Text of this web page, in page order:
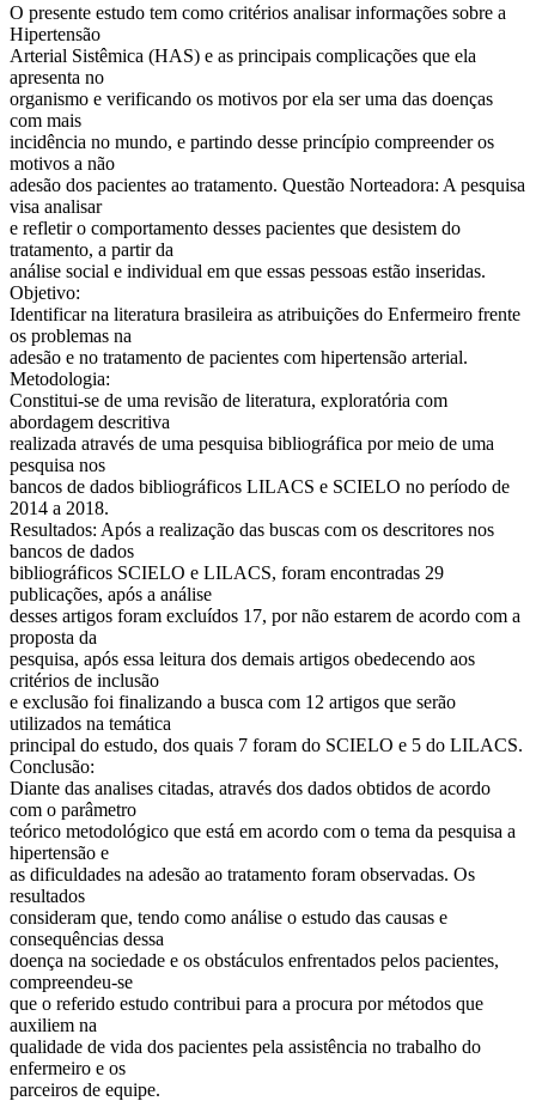
O presente estudo tem como critérios analisar informações sobre a
Hipertensão
Arterial Sistêmica (HAS) e as principais complicações que ela
apresenta no
organismo e verificando os motivos por ela ser uma das doenças
com mais
incidência no mundo, e partindo desse princípio compreender os
motivos a não
adesão dos pacientes ao tratamento. Questão Norteadora: A pesquisa
visa analisar
e refletir o comportamento desses pacientes que desistem do
tratamento, a partir da
análise social e individual em que essas pessoas estão inseridas.
Objetivo:
Identificar na literatura brasileira as atribuições do Enfermeiro frente
os problemas na
adesão e no tratamento de pacientes com hipertensão arterial.
Metodologia:
Constitui-se de uma revisão de literatura, exploratória com
abordagem descritiva
realizada através de uma pesquisa bibliográfica por meio de uma
pesquisa nos
bancos de dados bibliográficos LILACS e SCIELO no período de
2014 a 2018.
Resultados: Após a realização das buscas com os descritores nos
bancos de dados
bibliográficos SCIELO e LILACS, foram encontradas 29
publicações, após a análise
desses artigos foram excluídos 17, por não estarem de acordo com a
proposta da
pesquisa, após essa leitura dos demais artigos obedecendo aos
critérios de inclusão
e exclusão foi finalizando a busca com 12 artigos que serão
utilizados na temática
principal do estudo, dos quais 7 foram do SCIELO e 5 do LILACS.
Conclusão:
Diante das analises citadas, através dos dados obtidos de acordo
com o parâmetro
teórico metodológico que está em acordo com o tema da pesquisa a
hipertensão e
as dificuldades na adesão ao tratamento foram observadas. Os
resultados
consideram que, tendo como análise o estudo das causas e
consequências dessa
doença na sociedade e os obstáculos enfrentados pelos pacientes,
compreendeu-se
que o referido estudo contribui para a procura por métodos que
auxiliem na
qualidade de vida dos pacientes pela assistência no trabalho do
enfermeiro e os
parceiros de equipe.